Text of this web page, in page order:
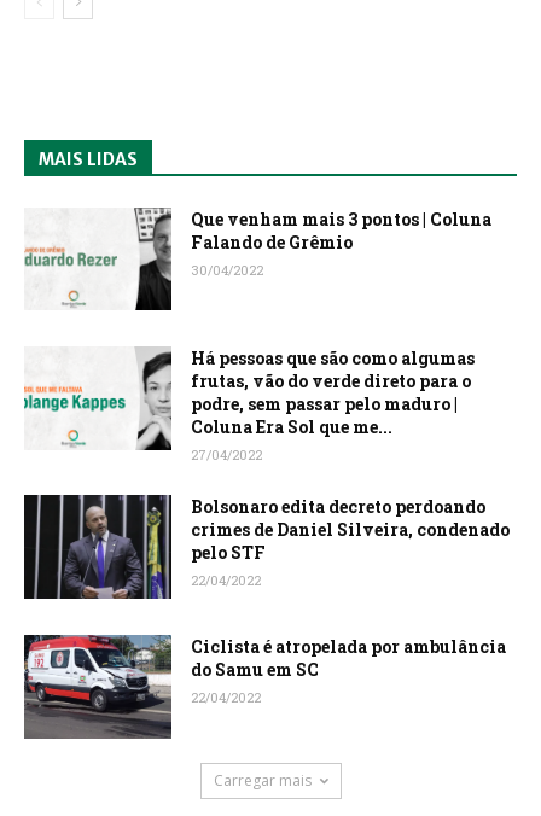
MAIS LIDAS
Que venham mais 3 pontos | Coluna
Falando de Grêmio
30/04/2022
Há pessoas que são como algumas
frutas, vão do verde direto para o
podre, sem passar pelo maduro |
Coluna Era Sol que me...
27/04/2022
Bolsonaro edita decreto perdoando
crimes de Daniel Silveira, condenado
pelo STF
22/04/2022
Ciclista é atropelada por ambulância
do Samu em SC
22/04/2022
Carregar mais